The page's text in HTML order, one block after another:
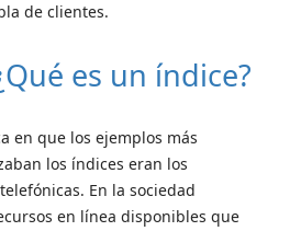
de clientes.
es un índice?
en que los ejemplos más
los índices eran los
En la sociedad
en línea disponibles que